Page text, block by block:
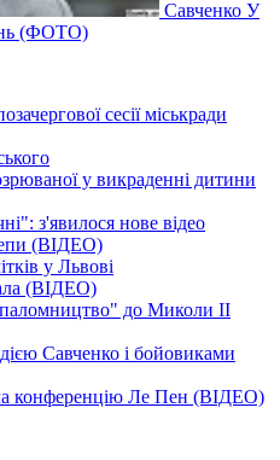
Савченко У
(ФОТО)
сесії міськради
у викраденні дитини
з'явилося нове відео
(ВІДЕО)
у Львові
(ВІДЕО)
до Миколи ІІ
Савченко і бойовиками
конференцію Ле Пен (ВІДЕО)